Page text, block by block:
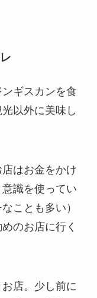
ギスカンを食
以外に美味し
はお金をかけ
識を使ってい
ことも多い）
のお店に行く
お店。少し前に